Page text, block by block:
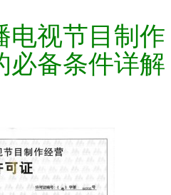
电视节目制作
必备条件详解